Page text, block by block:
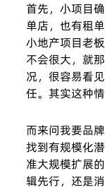
首先，小项目
单店，也有租
小地产项目老
不会很大，就
况，很容易看
任。其实这种
而来问我要品
找到有规模化
准大规模扩展
辑先行，还是